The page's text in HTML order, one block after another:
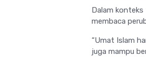
Dalam
membaca
“Umat Islam
juga mampu